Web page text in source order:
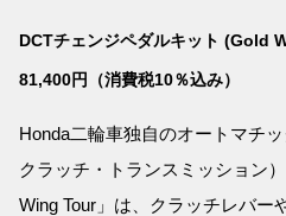
DCTチェンジペダルキット (Gold
81,400円（消費税10％込み）
Honda二輪車独自のオートマチ
クラッチ・トランスミッション
Wing Tour」は、クラッチレバー